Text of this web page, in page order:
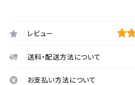
レビュー
送料・配送方法について
お支払い方法について